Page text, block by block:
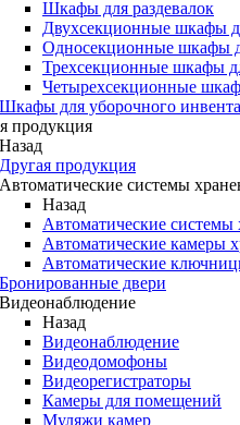
Шкафы для раздевалок
Двухсекционные шкафы
Односекционные шкафы
Трехсекционные шкафы
Четырехсекционные
Шкафы для уборочного
продукция
Назад
Другая продукция
Автоматические системы
Назад
Автоматические системы
Автоматические камеры
Автоматические
Бронированные двери
Видеонаблюдение
Назад
Видеонаблюдение
Видеодомофоны
Видеорегистраторы
Камеры для помещений
Муляжи камер